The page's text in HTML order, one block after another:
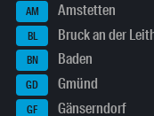
AM Amstetten
BL Bruck an der
BN Baden
GD Gmünd
GF Gänserndorf